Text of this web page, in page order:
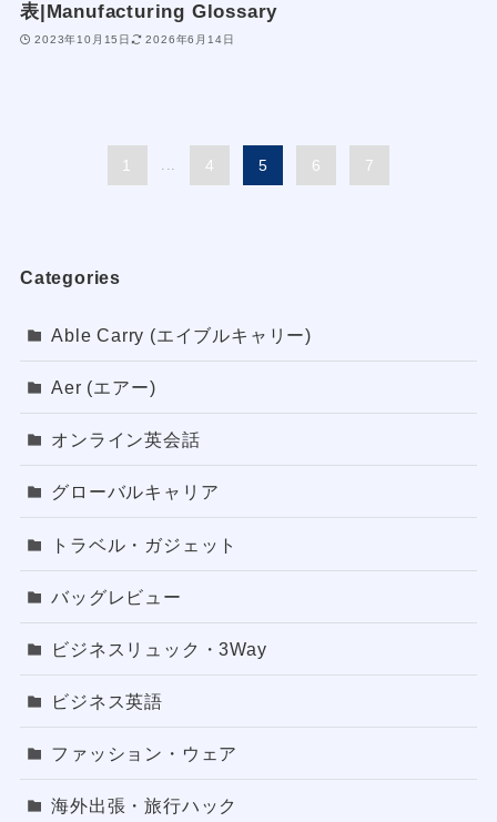
表|Manufacturing Glossary
2023年10月15日 2026年6月14日
1 ... 4 5 6 7
Categories
Able Carry (エイブルキャリー)
Aer (エアー)
オンライン英会話
グローバルキャリア
トラベル・ガジェット
バッグレビュー
ビジネスリュック・3Way
ビジネス英語
ファッション・ウェア
海外出張・旅行ハック